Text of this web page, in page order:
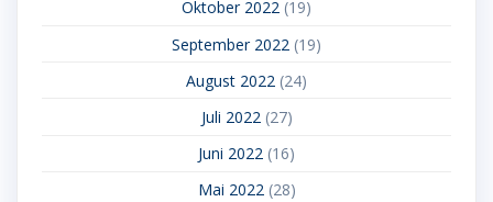
Oktober 2022 (19)
September 2022 (19)
August 2022 (24)
Juli 2022(27)
Juni 2022 (16)
Mai 2022(28)